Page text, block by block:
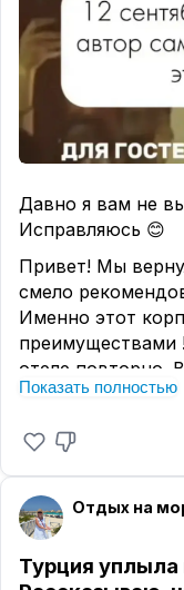
Давно я вам не
Исправляюсь 😊
Привет! Мы
смело
Именно этот
преимуществами
отеле повторно.
сервис - супер!
любой - все
Все улыбчивые и
полно ! У
найти лежаки ,
время любит . Из
дорогие
Показать полностью
Турция уплыла